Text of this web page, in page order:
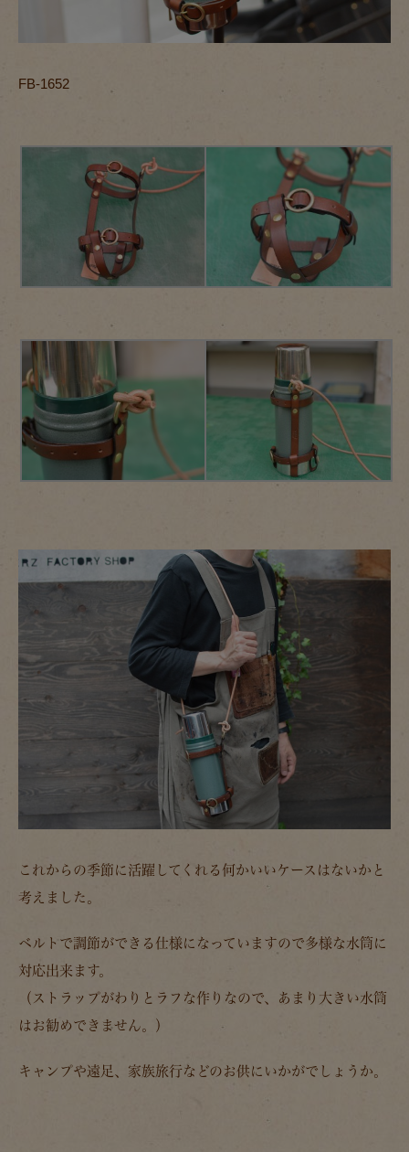
FB-1652
これからの季節に活躍してくれる何かいいケースはないかと
考えました。
ベルトで調節ができる仕様になっていますので多様な水筒に
対応出来ます。
（ストラップがわりとラフな作りなので、あまり大きい水筒
はお勧めできません。）
キャンプや遠足、家族旅行などのお供にいかがでしょうか。